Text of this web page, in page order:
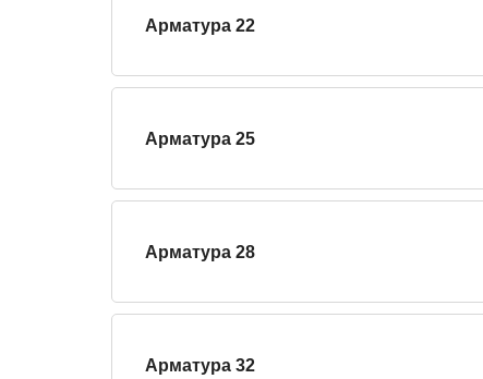
Арматура 22
Арматура 25
Арматура 28
Арматура 32